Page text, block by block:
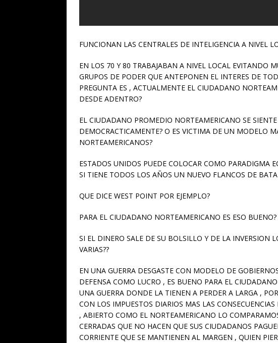
FUNCIONAN LAS CENTRALES DE INTELIGENCIA A NIVEL
EN LOS 70 Y 80 TRABAJABAN A NIVEL LOCAL EVITANDO
GRUPOS DE PODER QUE ANTEPONEN EL INTERES DE
PREGUNTA ES , ACTUALMENTE EL CIUDADANO
DESDE ADENTRO?
EL CIUDADANO PROMEDIO NORTEAMERICANO SE
DEMOCRACTICAMENTE? O ES VICTIMA DE UN MODELO
NORTEAMERICANOS?
ESTADOS UNIDOS PUEDE COLOCAR COMO PARADIGMA
SI TIENE TODOS LOS AÑOS UN NUEVO FLANCOS DE
QUE DICE WEST POINT POR EJEMPLO?
PARA EL CIUDADANO NORTEAMERICANO ES ESO BUENO?
SI EL DINERO SALE DE SU BOLSILLO Y DE LA INVERSION
VARIAS??
EN UNA GUERRA DESGASTE CON MODELO DE
DEFENSA COMO LUCRO , ES BUENO PARA EL
UNA GUERRA DONDE LA TIENEN A PERDER A LARGA ,
CON LOS IMPUESTOS DIARIOS MAS LAS
, ABIERTO COMO EL NORTEAMERICANO LO
CERRADAS QUE NO HACEN QUE SUS CIUDADANOS
CORRIENTE QUE SE MANTIENEN AL MARGEN , QUIEN